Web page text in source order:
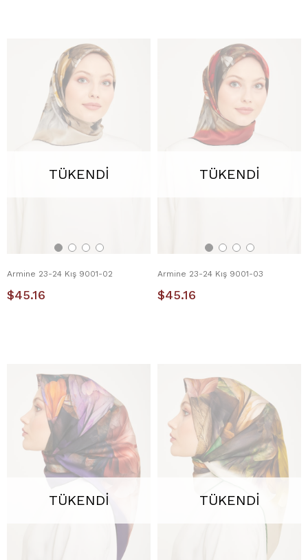
TÜKENDI
Armine 23-24 Kış 9001-02
$45.16
TÜKENDI
Armine 23-24 Kış 9001-03
$45.16
TÜKENDI TÜKENDI